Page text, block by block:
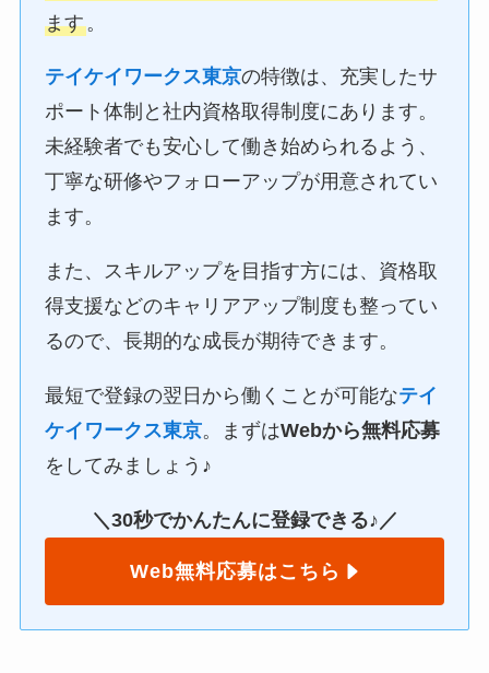
ます。
テイケイワークス東京の特徴は、充実したサ
ポート体制と社内資格取得制度にあります。
未経験者でも安心して働き始められるよう、
丁寧な研修やフォローアップが用意されてい
ます。
また、スキルアップを目指す方には、資格取
得支援などのキャリアアップ制度も整ってい
るので、長期的な成長が期待できます。
最短で登録の翌日から働くことが可能なテイ
ケイワークス東京。まずはWebから無料応募
をしてみましょう♪
＼30秒でかんたんに登録できる♪／
Web無料応募はこちら